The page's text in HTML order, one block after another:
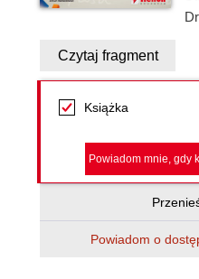
Czytaj fragment
Książka
Powiadom mnie, gdy
Powiadom o